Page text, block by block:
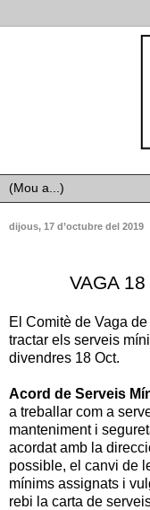
dijous, 17 d’octubre del 2019
VAGA
El Comitè de Vaga
tractar els serveis
divendres 18 Oct.
Acord de Serveis
a treballar com a
manteniment i
acordat amb la
possible, el canvi de
mínims assignats i
rebi la carta de